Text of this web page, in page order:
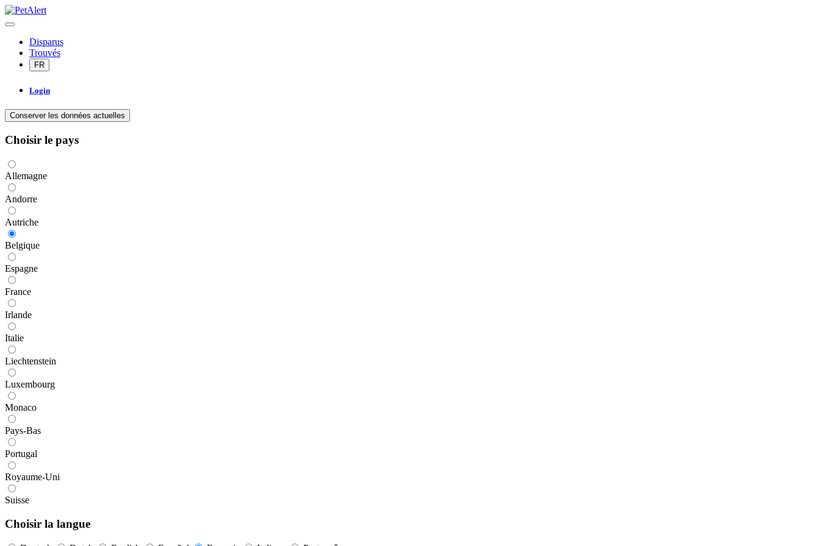
Disparus
Trouvés
FR
Login
Conserver les données actuelles
Choisir le pays
Allemagne
Andorre
Autriche
Belgique
Espagne
France
Irlande
Italie
Liechtenstein
Luxembourg
Monaco
Pays-Bas
Portugal
Royaume-Uni
Suisse
Choisir la langue